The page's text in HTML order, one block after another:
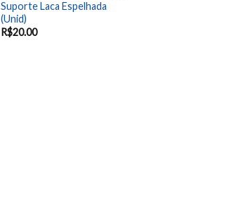
Suporte Laca Espelhada
(Unid)
R$20.00